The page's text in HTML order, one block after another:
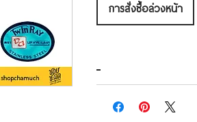
การสั่งซื้อล่วงหน้า